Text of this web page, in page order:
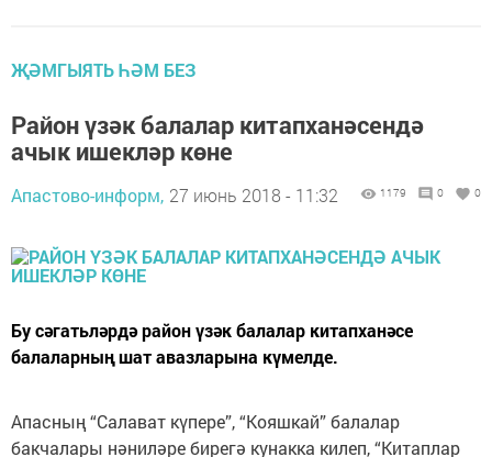
ҖӘМГЫЯТЬ ҺӘМ БЕЗ
Район үзәк балалар китапханәсендә
ачык ишекләр көне
Апастово-информ, 27 июнь 2018 - 11:32 1179 0 0
Бу сәгатьләрдә район үзәк балалар китапханәсе
балаларның шат авазларына күмелде.
Апасның “Салават күпере”, “Кояшкай” балалар
бакчалары нәниләре бирегә кунакка килеп, “Китаплар